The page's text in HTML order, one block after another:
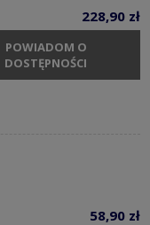
228,90 zł
POWIADOM O
DOSTĘPNOŚCI
58,90 zł